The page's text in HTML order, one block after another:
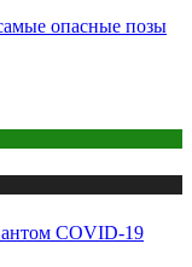
опасные позы
COVID-19